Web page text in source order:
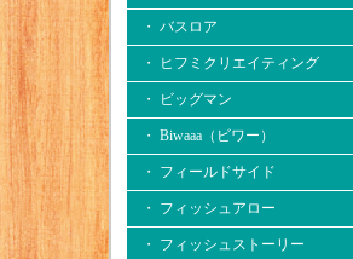
・ バスロア
・ ヒフミクリエイティング
・ ビッグマン
・ Biwaaa（ビワー）
・ フィールドサイド
・ フィッシュアロー
・ フィッシュストーリー